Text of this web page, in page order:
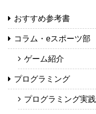
おすすめ参考書
コラム・eスポーツ部
ゲーム紹介
プログラミング
プログラミング実践